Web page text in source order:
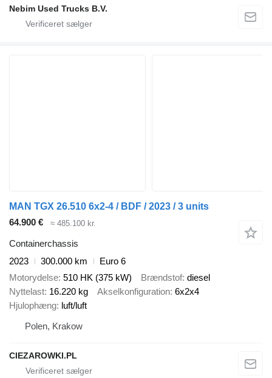
Nebim Used Trucks B.V.
MAN TGX 26.510 6x2-4 / BDF / 2023 / 3 units
64.900 €
≈ 485.100 kr.
Containerchassis
2023
300.000 km
Euro 6
Motorydelse 510 HK (375 kW) Brændstof diesel
Nyttelast 16.220 kg Akselkonfiguration 6x2x4
Hjulophæng luft/luft
Polen, Krakow
CIEZAROWKI.PL